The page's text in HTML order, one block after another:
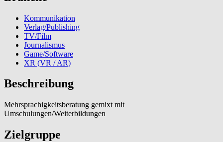
Kommunikation
Verlag/Publishing
TV/Film
Journalismus
Game/Software
XR (VR / AR)
Beschreibung
Mehrsprachigkeitsberatung gemixt mit
Umschulungen/Weiterbildungen
Zielgruppe